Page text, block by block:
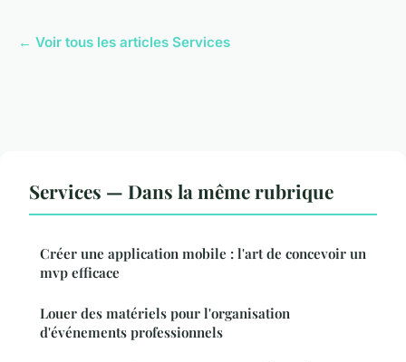
← Voir tous les articles Services
Services — Dans la même rubrique
Créer une application mobile : l'art de concevoir un
mvp efficace
Louer des matériels pour l'organisation
d'événements professionnels